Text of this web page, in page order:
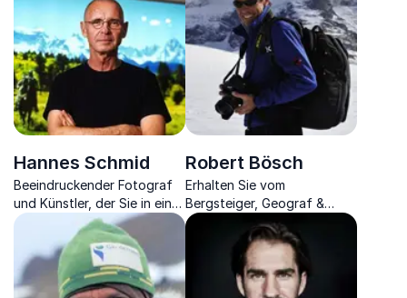
vermittelt fesselnde
Erkenntnisse, die er daraus
zog
Planeten eintritt
Hannes Schmid
Beeindruckender Fotograf
und Künstler, der Sie in eine
neue Welt entführt mit
eindrucksvollen Bildern aus
seinem Leben
Robert Bösch
Erhalten Sie vom
Bergsteiger, Geograf &
Extremfotografen einen
atemberaubenden Einblick in
seine herausfordernde